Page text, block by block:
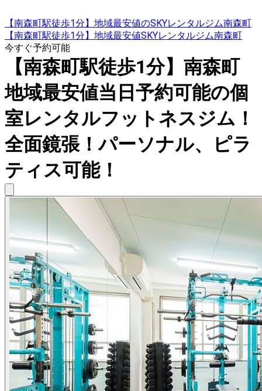
【南森町駅徒歩1分】地域最安値のSKYレンタルジム南森町
【南森町駅徒歩1分】地域最安値SKYレンタルジム南森町
今すぐ予約可能
【南森町駅徒歩1分】南森町
地域最安値当日予約可能の個
室レンタルフットネスジム！
全面鏡張！パーソナル、ピラ
ティス可能！